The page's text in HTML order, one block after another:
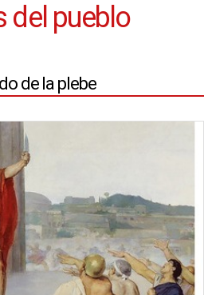
del pueblo
de la plebe